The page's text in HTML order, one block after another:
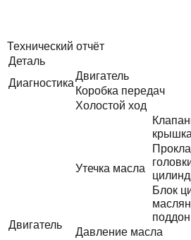
Технический отчёт
Деталь
Диагностика
Двигатель
Коробка передач
Двигатель
Холостой ход
Утечка масла
крышка
Блок
поддон
Давление масла